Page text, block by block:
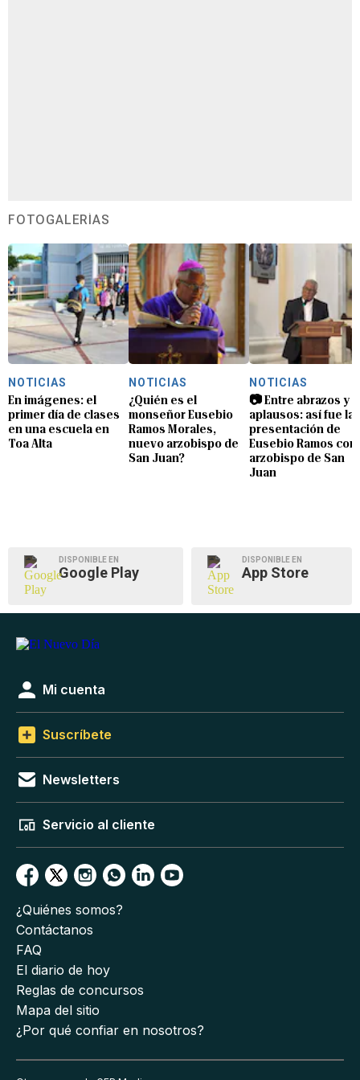
FOTOGALERÍAS
NOTICIAS
En imágenes: el
primer día de clases
en una escuela en
Toa Alta
NOTICIAS
¿Quién es el
monseñor Eusebio
Ramos Morales,
nuevo arzobispo de
San Juan?
NOTICIAS
📷 Entre abrazos y
aplausos: así fue la
presentación de
Eusebio Ramos
arzobispo de San
Juan
DISPONIBLE EN
Google Play
DISPONIBLE EN
App Store
Mi cuenta
Suscríbete
Newsletters
Servicio al cliente
¿Quiénes somos?
Contáctanos
FAQ
El diario de hoy
Reglas de concursos
Mapa del sitio
¿Por qué confiar en nosotros?